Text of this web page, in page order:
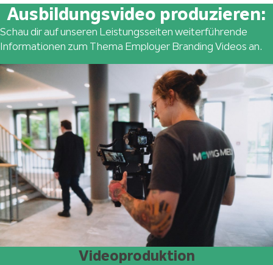
Ausbildungsvideo produzieren:
Schau dir auf unseren Leistungsseiten weiterführende
Informationen zum Thema Employer Branding Videos an.
Videoproduktion